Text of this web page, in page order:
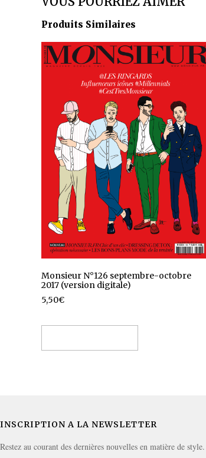
Produits Similaires
Monsieur N°126 septembre-octobre
2017 (version digitale)
5,50€
INSCRIPTION A LA NEWSLETTER
Restez au courant des dernières nouvelles en matière de style.